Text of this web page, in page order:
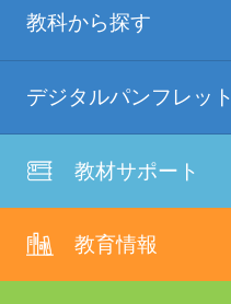
教科から探す
デジタルパンフレット
教材サポート
教育情報